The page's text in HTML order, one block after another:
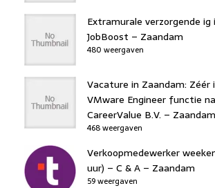
Extramurale verzorgende ig
JobBoost – Zaandam
480 weergaven
Vacature in Zaandam:
VMware Engineer functie
CareerValue B.V. – Zaandam
468 weergaven
Verkoopmedewerker
uur) – C & A – Zaandam
59 weergaven